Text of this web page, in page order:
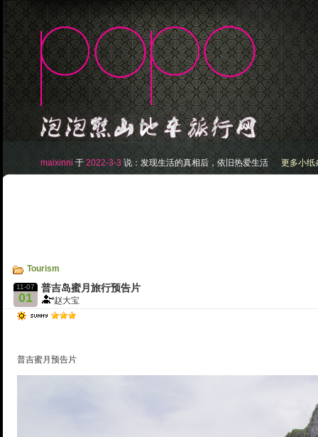
Tourism
11-07
01
普吉岛蜜月旅行预告片
赵大宝
普吉蜜月预告片
maixinni 于 2022-3-3说： 发现生活的真相后，依旧热爱生活 更多小纸